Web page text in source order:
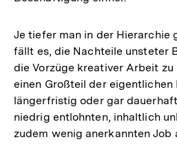
Je tiefer man in der Hierarchie
fällt es, die Nachteile unsteter
die Vorzüge kreativer Arbeit zu
einen Großteil der eigentlichen
längerfristig oder gar
niedrig entlohnten, inhaltlich
zudem wenig anerkannten Job